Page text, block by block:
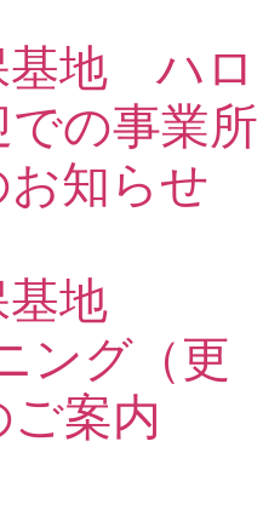
基地 ハロ
の事業所
知らせ
基地
ング（更
案内